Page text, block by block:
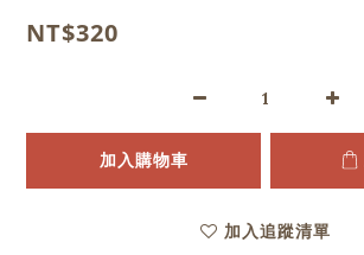
NT$320
加入購物車
加入追蹤清單